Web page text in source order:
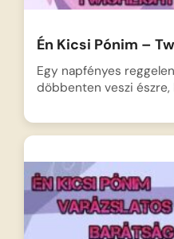
Én Kicsi Pónim –
Egy napfényes
döbbenten veszi